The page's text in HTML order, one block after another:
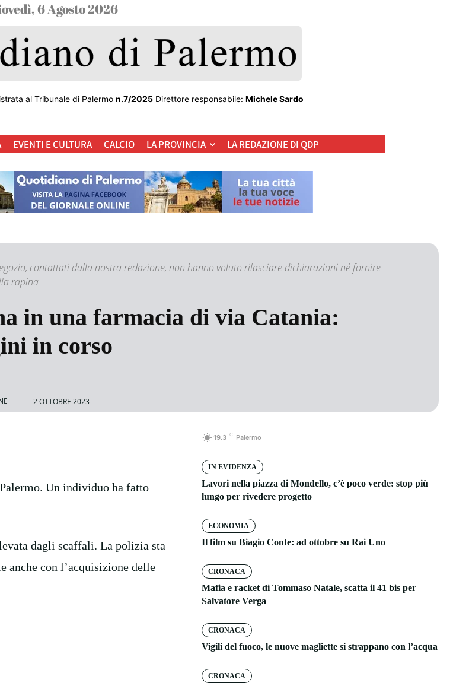
6 Agosto 2026
al Tribunale di Palermo n.7/2025Direttore responsabile: Michele Sardo
EVENTI E CULTURA CALCIO LA PROVINCIA LA REDAZIONE DI QDP
contattati dalla nostra redazione, non hanno voluto rilasciare dichiarazioni né fornire
rapina
in una farmacia di via Catania:
in corso
2 OTTOBRE 2023
Un individuo ha fatto
dagli scaffali. La polizia sta
anche con l’acquisizione delle
19.3 C Palermo
IN EVIDENZA
Lavori nella piazza di Mondello, c’è poco verde: stop più
lungo per rivedere progetto
ECONOMIA
Il film su Biagio Conte: ad ottobre su Rai Uno
CRONACA
Mafia e racket di Tommaso Natale, scatta il 41 bis per
Salvatore Verga
CRONACA
Vigili del fuoco, le nuove magliette si strappano con l’acqua
CRONACA